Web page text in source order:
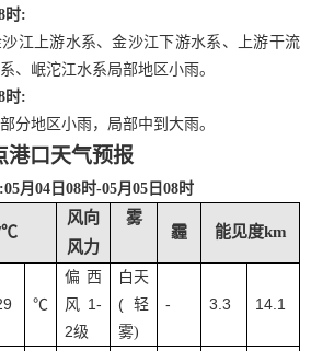
时:
江上游水系、金沙江下游水系、上游干流
、岷沱江水系局部地区小雨。
时:
分地区小雨，局部中到大雨。
港口天气预报
:05月04日08时-05月05日08时
℃
风向
风力
雾
霾
能见度km
℃
偏西
风 1-
2级
白天
( 轻
雾)
- 3.3 14.1